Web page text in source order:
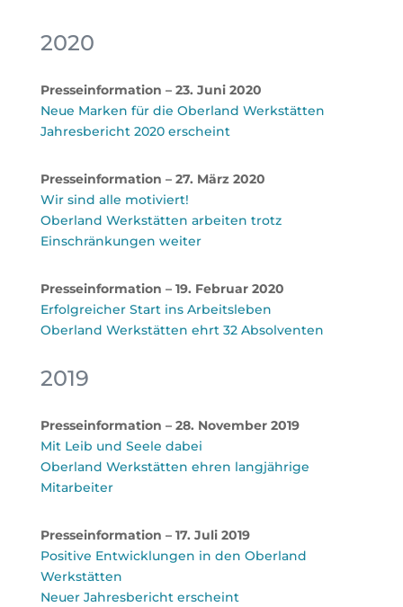
2020
Presseinformation – 23. Juni 2020
Neue Marken für die Oberland Werkstätten
Jahresbericht 2020 erscheint
Presseinformation – 27. März 2020
Wir sind alle motiviert!
Oberland Werkstätten arbeiten trotz
Einschränkungen weiter
Presseinformation – 19. Februar 2020
Erfolgreicher Start ins Arbeitsleben
Oberland Werkstätten ehrt 32 Absolventen
2019
Presseinformation – 28. November 2019
Mit Leib und Seele dabei
Oberland Werkstätten ehren langjährige
Mitarbeiter
Presseinformation – 17. Juli 2019
Positive Entwicklungen in den Oberland
Werkstätten
Neuer Jahresbericht erscheint